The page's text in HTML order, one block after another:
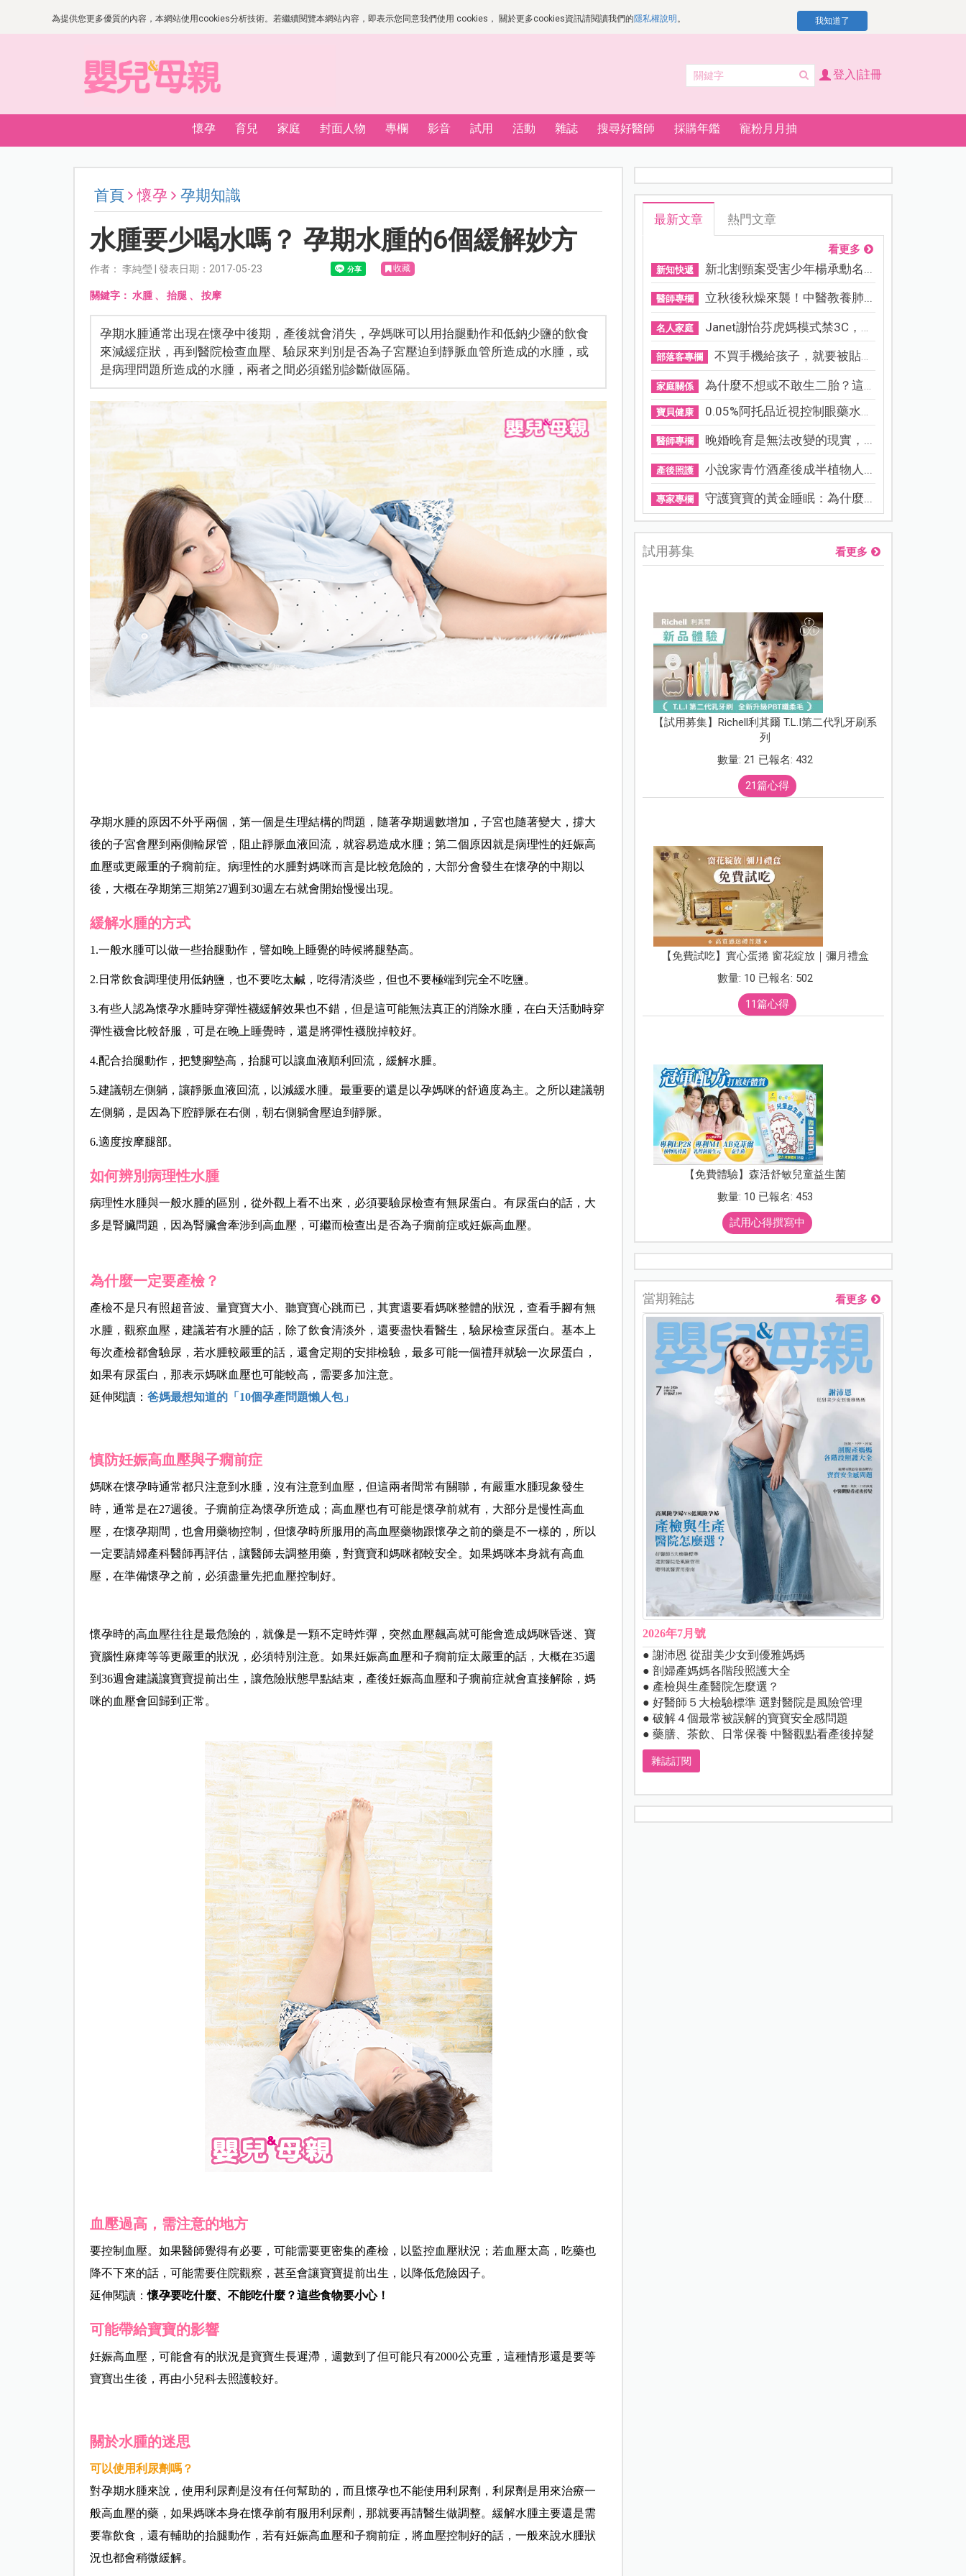
為提供您更多優質的內容，本網站使用cookies分析技術。若繼續閱覽本網站內容，即表示您同意我們使用 cookies， 關於更多cookies資訊請閱讀我們的隱私權說明 。 我知道了
登入|註冊
懷孕 育兒 家庭 封面人物 專欄 影音 試用 活動 雜誌 搜尋好醫師 採購年鑑 寵粉月月抽
首頁 懷孕 孕期知識
水腫要少喝水嗎？ 孕期水腫的6個緩解妙方
作者： 李純瑩 | 發表日期：2017-05-23 收藏
關鍵字： 水腫、 抬腿、 按摩
孕期水腫通常出現在懷孕中後期，產後就會消失，孕媽咪可以用抬腿動作和低鈉少鹽的飲食
來減緩症狀，再到醫院檢查血壓、驗尿來判別是否為子宮壓迫到靜脈血管所造成的水腫，或
是病理問題所造成的水腫，兩者之間必須鑑別診斷做區隔。
孕期水腫的原因不外乎兩個，第一個是生理結構的問題，隨著孕期週數增加，子宮也隨著變大，撐大
後的子宮會壓到兩側輸尿管，阻止靜脈血液回流，就容易造成水腫；第二個原因就是病理性的妊娠高
血壓或更嚴重的子癇前症。病理性的水腫對媽咪而言是比較危險的，大部分會發生在懷孕的中期以
後，大概在孕期第三期第27週到30週左右就會開始慢慢出現。
緩解水腫的方式
1.一般水腫可以做一些抬腿動作，譬如晚上睡覺的時候將腿墊高。
2.日常飲食調理使用低鈉鹽，也不要吃太鹹，吃得清淡些，但也不要極端到完全不吃鹽。
3.有些人認為懷孕水腫時穿彈性襪緩解效果也不錯，但是這可能無法真正的消除水腫，在白天活動時穿
彈性襪會比較舒服，可是在晚上睡覺時，還是將彈性襪脫掉較好。
4.配合抬腿動作，把雙腳墊高，抬腿可以讓血液順利回流，緩解水腫。
5.建議朝左側躺，讓靜脈血液回流，以減緩水腫。最重要的還是以孕媽咪的舒適度為主。之所以建議朝
左側躺，是因為下腔靜脈在右側，朝右側躺會壓迫到靜脈。
6.適度按摩腿部。
如何辨別病理性水腫
病理性水腫與一般水腫的區別，從外觀上看不出來，必須要驗尿檢查有無尿蛋白。有尿蛋白的話，大
多是腎臟問題，因為腎臟會牽涉到高血壓，可繼而檢查出是否為子癇前症或妊娠高血壓。
為什麼一定要產檢？
產檢不是只有照超音波、量寶寶大小、聽寶寶心跳而已，其實還要看媽咪整體的狀況，查看手腳有無
水腫，觀察血壓，建議若有水腫的話，除了飲食清淡外，還要盡快看醫生，驗尿檢查尿蛋白。基本上
每次產檢都會驗尿，若水腫較嚴重的話，還會定期的安排檢驗，最多可能一個禮拜就驗一次尿蛋白，
如果有尿蛋白，那表示媽咪血壓也可能較高，需要多加注意。
延伸閱讀： 爸媽最想知道的「10個孕產問題懶人包」
慎防妊娠高血壓與子癇前症
媽咪在懷孕時通常都只注意到水腫，沒有注意到血壓，但這兩者間常有關聯，有嚴重水腫現象發生
時，通常是在27週後。子癇前症為懷孕所造成；高血壓也有可能是懷孕前就有，大部分是慢性高血
壓，在懷孕期間，也會用藥物控制，但懷孕時所服用的高血壓藥物跟懷孕之前的藥是不一樣的，所以
一定要請婦產科醫師再評估，讓醫師去調整用藥，對寶寶和媽咪都較安全。如果媽咪本身就有高血
壓，在準備懷孕之前，必須盡量先把血壓控制好。
懷孕時的高血壓往往是最危險的，就像是一顆不定時炸彈，突然血壓飆高就可能會造成媽咪昏迷、寶
寶腦性麻痺等等更嚴重的狀況，必須特別注意。如果妊娠高血壓和子癇前症太嚴重的話，大概在35週
到36週會建議讓寶寶提前出生，讓危險狀態早點結束，產後妊娠高血壓和子癇前症就會直接解除，媽
咪的血壓會回歸到正常。
血壓過高，需注意的地方
要控制血壓。如果醫師覺得有必要，可能需要更密集的產檢，以監控血壓狀況；若血壓太高，吃藥也
降不下來的話，可能需要住院觀察，甚至會讓寶寶提前出生，以降低危險因子。
延伸閱讀：懷孕要吃什麼、不能吃什麼？這些食物要小心！
可能帶給寶寶的影響
妊娠高血壓，可能會有的狀況是寶寶生長遲滯，週數到了但可能只有2000公克重，這種情形還是要等
寶寶出生後，再由小兒科去照護較好。
關於水腫的迷思
可以使用利尿劑嗎？
對孕期水腫來說，使用利尿劑是沒有任何幫助的，而且懷孕也不能使用利尿劑，利尿劑是用來治療一
般高血壓的藥，如果媽咪本身在懷孕前有服用利尿劑，那就要再請醫生做調整。緩解水腫主要還是需
要靠飲食，還有輔助的抬腿動作，若有妊娠高血壓和子癇前症，將血壓控制好的話，一般來說水腫狀
況也都會稍微緩解。
最新文章 熱門文章
看更多
新知快遞 新北割頸案受害少年楊承勳名...
醫師專欄 立秋後秋燥來襲！中醫教養肺...
名人家庭 Janet謝怡芬虎媽模式禁3C，看...
部落客專欄 不買手機給孩子，就要被貼「...
家庭關係 為什麼不想或不敢生二胎？這8...
寶貝健康 0.05%阿托品近視控制眼藥水納...
醫師專欄 晚婚晚育是無法改變的現實，...
產後照護 小說家青竹酒產後成半植物人...
專家專欄 守護寶寶的黃金睡眠：為什麼...
試用募集 看更多
【試用募集】Richell利其爾 T.L.I第二代乳牙刷系
列
數量: 21 已報名: 432
21篇心得
【免費試吃】實心蛋捲 窗花綻放｜彌月禮盒
數量: 10 已報名: 502
11篇心得
【免費體驗】森活舒敏兒童益生菌
數量: 10 已報名: 453
試用心得撰寫中
當期雜誌 看更多
2026年7月號
● 謝沛恩 從甜美少女到優雅媽媽
● 剖婦產媽媽各階段照護大全
● 產檢與生產醫院怎麼選？
● 好醫師５大檢驗標準 選對醫院是風險管理
● 破解４個最常被誤解的寶寶安全感問題
● 藥膳、茶飲、日常保養 中醫觀點看產後掉髮
雜誌訂閱